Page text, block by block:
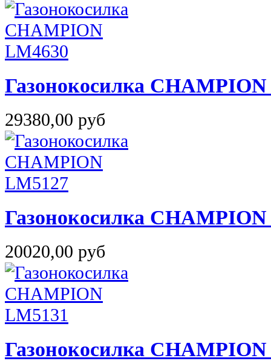
Газонокосилка
29380,00 руб
Газонокосилка
20020,00 руб
Газонокосилка